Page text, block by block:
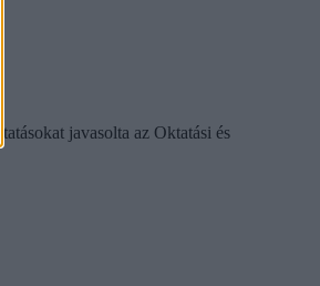
javasolta az Oktatási és